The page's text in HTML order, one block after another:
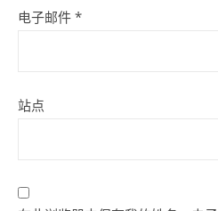
电子邮件 *
站点